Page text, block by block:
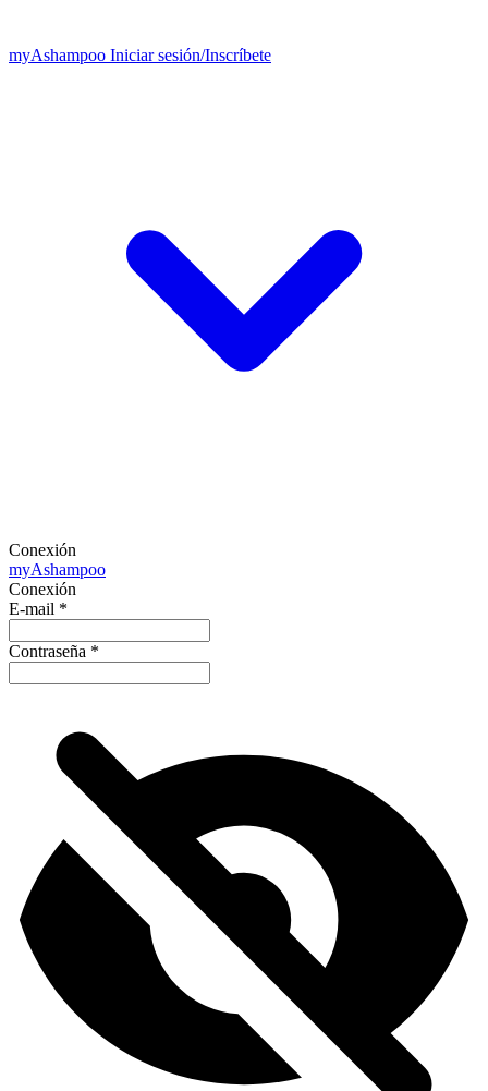
myAshampoo Iniciar sesión/Inscríbete
Conexión
myAshampoo
Conexión
E-mail *
Contraseña *